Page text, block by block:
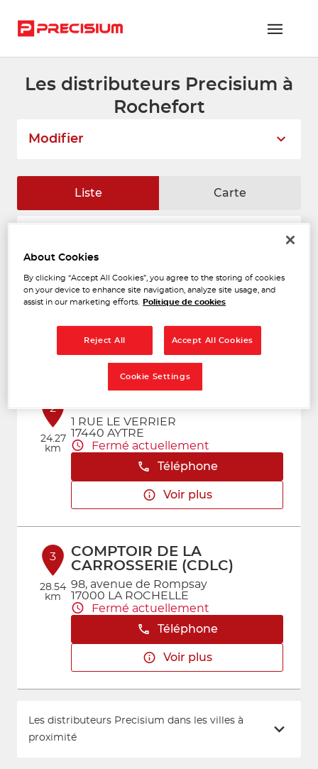
RÉSEAU PRECISIUM
NOUS REJOINDRE
ESPACE ADHÉRENT
Les distributeurs Precisium à
Rochefort
Modifier
Liste Carte
17.34
km
AUTO
Route de Marennes
17560 BOURCEFRANC LE CHAPUS
Fermé actuellement
Voir plus
2
24.27
km
1 RUE LE VERRIER
17440 AYTRE
Fermé actuellement
Téléphone
Voir plus
3
28.54
km
COMPTOIR DE LA
CARROSSERIE (CDLC)
98, avenue de Rompsay
17000 LA ROCHELLE
Fermé actuellement
Téléphone
Voir plus
Les distributeurs Precisium dans les villes à
proximité
About Cookies
By clicking “Accept All Cookies”, you agree to the storing of cookies
on your device to enhance site navigation, analyze site usage, and
assist in our marketing efforts.
Politique de cookies
Reject All Accept All Cookies
Cookie Settings